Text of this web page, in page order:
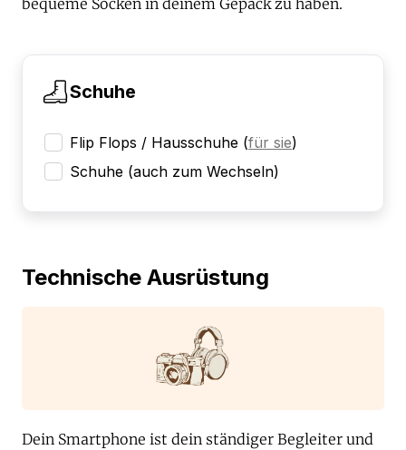
Schuhe
Flip Flops / Hausschuhe (für sie)
Schuhe (auch zum Wechseln)
Technische Ausrüstung
Dein Smartphone ist dein ständiger Begleiter und